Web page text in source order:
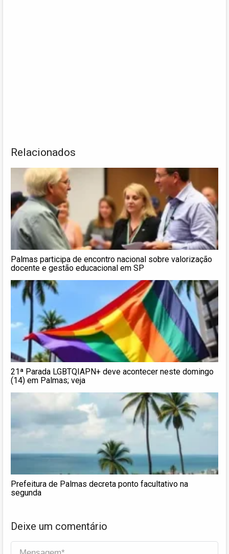
Relacionados
Palmas participa de encontro nacional sobre valorização
docente e gestão educacional em SP
21ª Parada LGBTQIAPN+ deve acontecer neste domingo
(14) em Palmas; veja
Prefeitura de Palmas decreta ponto facultativo na
segunda
Deixe um comentário